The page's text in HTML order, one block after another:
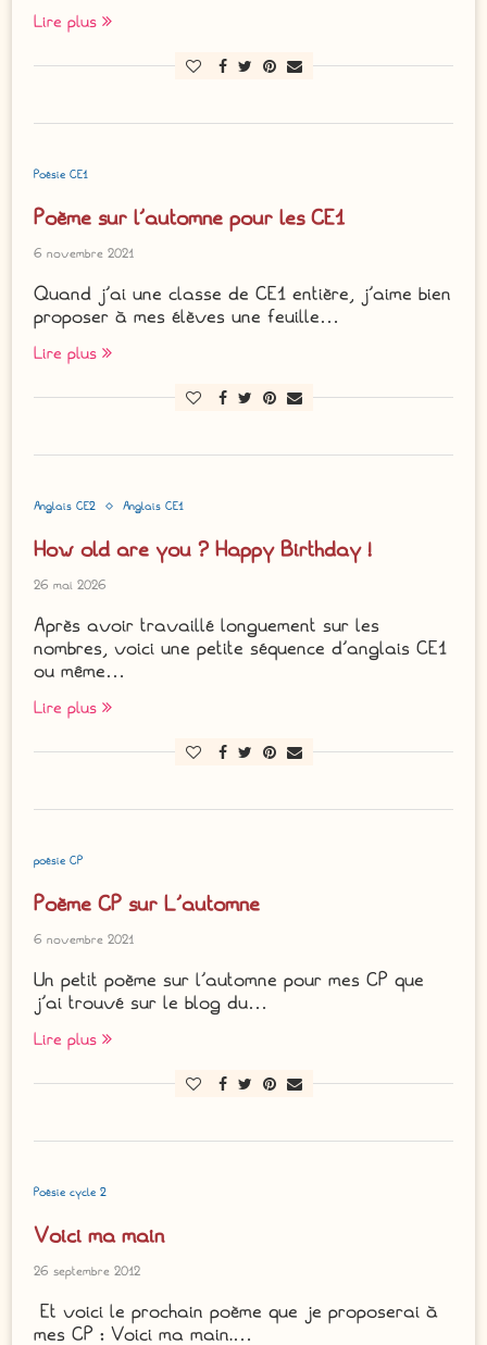
Lire plus
Poésie CE1
Poème sur l’automne pour les CE1
6 novembre 2021
Quand j’ai une classe de CE1 entière, j’aime bien
proposer à mes élèves une feuille…
Lire plus
Anglais CE2 Anglais CE1
How old are you ? Happy Birthday !
26 mai 2026
Après avoir travaillé longuement sur les
nombres, voici une petite séquence d’anglais CE1
ou même…
Lire plus
poésie CP
Poème CP sur L’automne
6 novembre 2021
Un petit poème sur l’automne pour mes CP que
j’ai trouvé sur le blog du…
Lire plus
Poésie cycle 2
Voici ma main
26 septembre 2012
Et voici le prochain poème que je proposerai à
mes CP : Voici ma main.…